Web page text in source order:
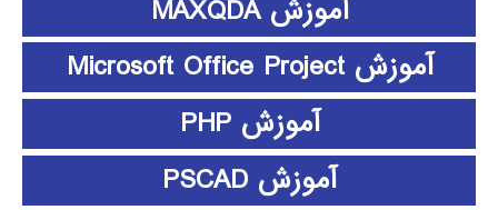
آموزش MAXQDA
آموزش Microsoft Office Project
آموزش PHP
آموزش PSCAD